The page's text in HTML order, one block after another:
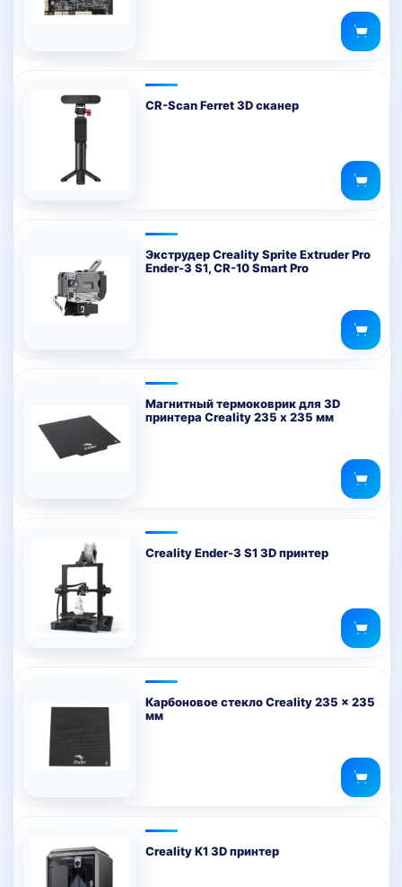
CR-Scan Ferret 3D сканер
Экструдер Creality Sprite Extruder Pro
Ender-3 S1, CR-10 Smart Pro
Магнитный термоковрик для 3D
принтера Creality 235 х 235 мм
Creality Ender-3 S1 3D принтер
Карбоновое стекло Creality 235 x 235
мм
Creality K1 3D принтер